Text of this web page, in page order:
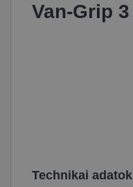
Van-Grip 3
Technikai adatok